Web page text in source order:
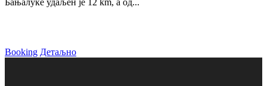
Booking Детаљно